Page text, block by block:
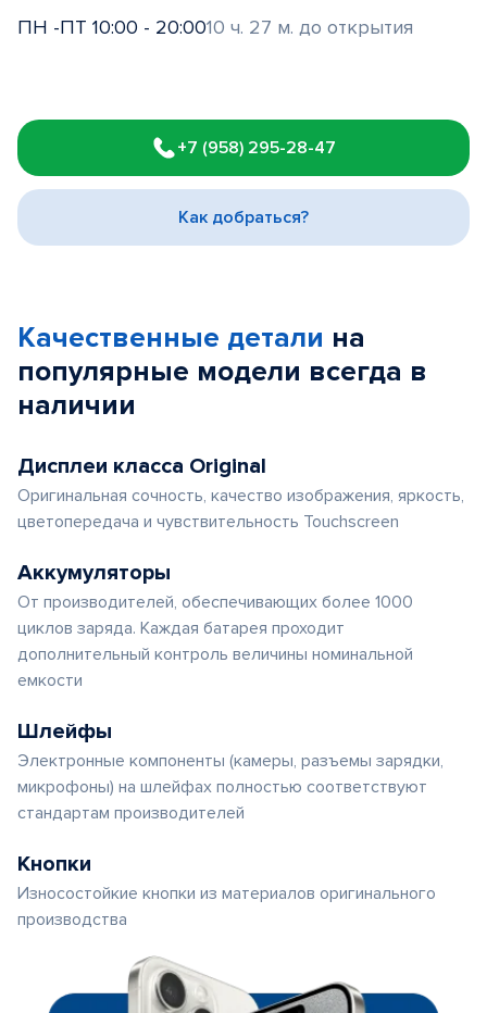
ПН -ПТ 10:00 - 20:0010 ч. 27 м. до открытия
1
of
3
+7 (958) 295-28-47
Как добраться?
Качественные детали на
популярные модели всегда в
наличии
Дисплеи класса Original
Оригинальная сочность, качество изображения, яркость,
цветопередача и чувствительность Touchscreen
Аккумуляторы
От производителей, обеспечивающих более 1000
циклов заряда. Каждая батарея проходит
дополнительный контроль величины номинальной
емкости
Шлейфы
Электронные компоненты (камеры, разъемы зарядки,
микрофоны) на шлейфах полностью соответствуют
стандартам производителей
Кнопки
Износостойкие кнопки из материалов оригинального
производства